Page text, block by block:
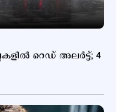
റെഡ് അലര്‍ട്ട്; 4